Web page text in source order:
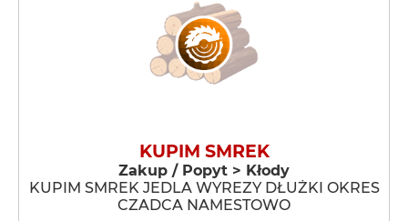
KUPIM SMREK
Zakup / Popyt > Kłody
KUPIM SMREK JEDLA WYREZY DŁUŻKI OKRES
CZADCA NAMESTOWO